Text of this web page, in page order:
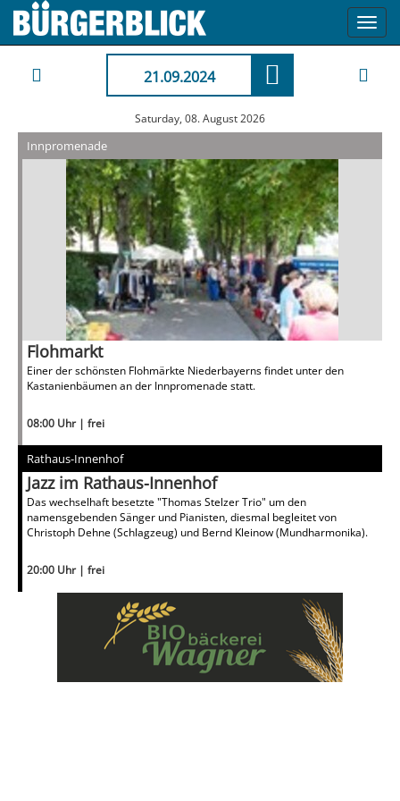
21.09.2024
Saturday, 08. August 2026
Innpromenade
Flohmarkt
Einer der schönsten Flohmärkte Niederbayerns findet unter den
Kastanienbäumen an der Innpromenade statt.
08:00 Uhr | frei
Rathaus-Innenhof
Jazz im Rathaus-Innenhof
Das wechselhaft besetzte "Thomas Stelzer Trio" um den
namensgebenden Sänger und Pianisten, diesmal begleitet von
Christoph Dehne (Schlagzeug) und Bernd Kleinow (Mundharmonika).
20:00 Uhr | frei